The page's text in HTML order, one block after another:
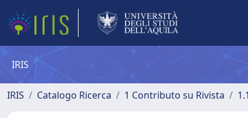
IRIS
IRIS Catalogo Ricerca 1 Contributo su Rivista